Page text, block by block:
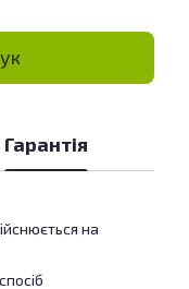
Гарантія
на